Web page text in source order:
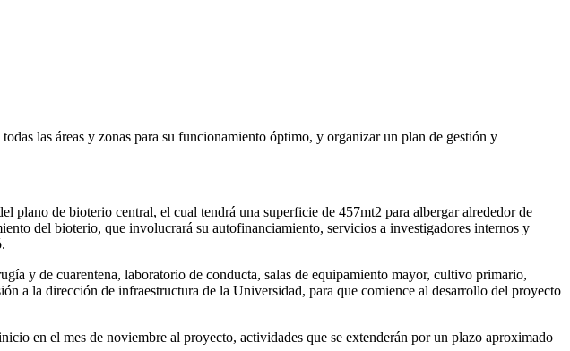
las áreas y zonas para su funcionamiento óptimo, y organizar un plan de gestión y
plano de bioterio central, el cual tendrá una superficie de 457mt2 para albergar alrededor de
del bioterio, que involucrará su autofinanciamiento, servicios a investigadores internos y
y de cuarentena, laboratorio de conducta, salas de equipamiento mayor, cultivo primario,
a la dirección de infraestructura de la Universidad, para que comience al desarrollo del proyecto
en el mes de noviembre al proyecto, actividades que se extenderán por un plazo aproximado